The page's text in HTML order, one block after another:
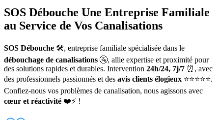
SOS Débouche Une Entreprise Familiale
au Service de Vos Canalisations
SOS Débouche 🛠️, entreprise familiale spécialisée dans le
débouchage de canalisations 🚰, allie expertise et proximité pour
des solutions rapides et durables. Intervention 24h/24, 7j/7 ⏰, avec
des professionnels passionnés et des avis clients élogieux ⭐⭐⭐⭐⭐.
Confiez-nous vos problèmes de canalisation, nous agissons avec
cœur et réactivité ❤️⚡ !